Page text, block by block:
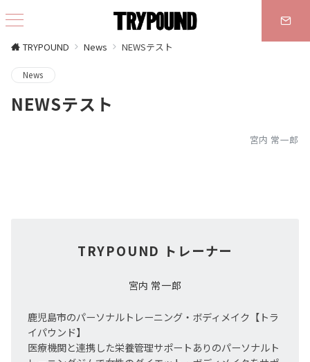
TRYPOUND News NEWSテスト
News
NEWSテスト
宮内 常一郎
TRYPOUND トレーナー
宮内 常一郎
鹿児島市のパーソナルトレーニング・ボディメイク【トラ
イパウンド】
医療機関と連携した栄養管理サポートありのパーソナルト